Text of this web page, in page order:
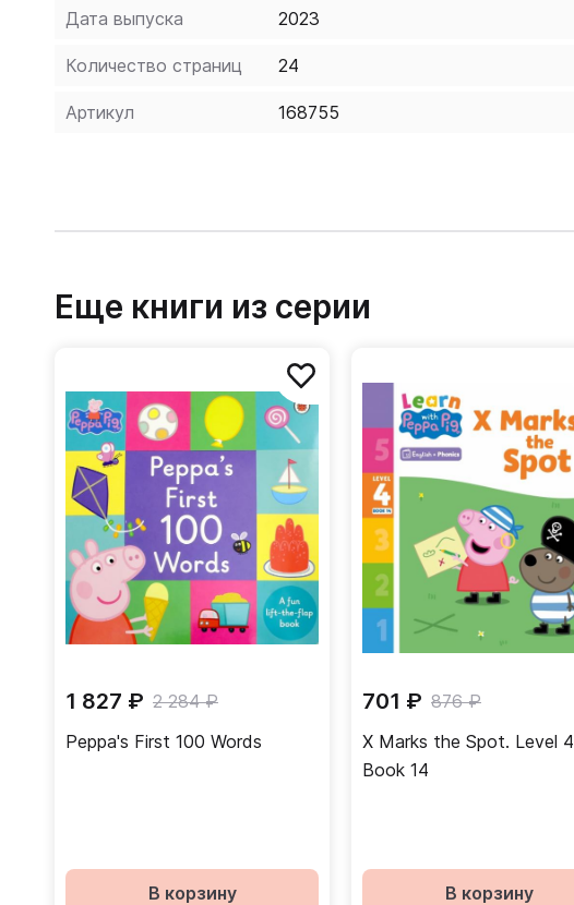
Дата выпуска 2023
Количество страниц 24
Артикул 168755
Еще книги из серии
1 827 ₽ 2 284 ₽
Peppa's First 100 Words
В корзину
701 ₽ 876 ₽
X Marks the Spot. Level 4
Book 14
В корзину